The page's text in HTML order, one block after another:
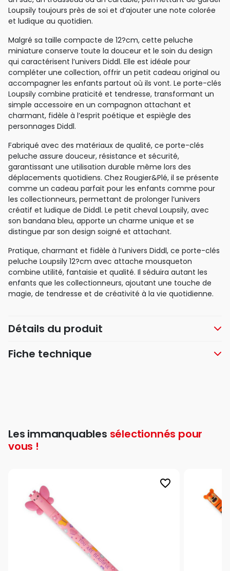
Loupsily toujours près de soi et d’ajouter une note colorée
et ludique au quotidien.
Malgré sa taille compacte de 12?cm, cette peluche
miniature conserve toute la douceur et le soin du design
qui caractérisent l’univers Diddl. Elle est idéale pour
compléter une collection, offrir un petit cadeau original ou
accompagner les enfants partout où ils vont. Le porte-clés
Loupsily combine praticité et tendresse, transformant un
simple accessoire en un compagnon attachant et
charmant, fidèle à l’esprit poétique et espiègle des
personnages Diddl.
Fabriqué avec des matériaux de qualité, ce porte-clés
peluche assure douceur, résistance et sécurité,
garantissant une utilisation durable même lors des
déplacements quotidiens. Chez Rougier&Plé, il se présente
comme un cadeau parfait pour les enfants comme pour
les collectionneurs, permettant de prolonger l’univers
créatif et ludique de Diddl. Le petit cheval Loupsily, avec
son bandana bleu, apporte un charme unique et se
distingue par son design soigné et attachant.
Pratique, charmant et fidèle à l’univers Diddl, ce porte-clés
peluche Loupsily 12?cm avec attache mousqueton
combine utilité, fantaisie et qualité. Il séduira autant les
enfants que les collectionneurs, ajoutant une touche de
magie, de tendresse et de créativité à la vie quotidienne.
Détails du produit
Fiche technique
Les immanquables sélectionnés pour
vous !
favorite_border